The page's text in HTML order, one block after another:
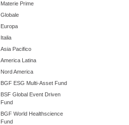
Materie Prime
Globale
Europa
Italia
Asia Pacifico
America Latina
Nord America
BGF ESG Multi-Asset Fund
BSF Global Event Driven
Fund
BGF World Healthscience
Fund